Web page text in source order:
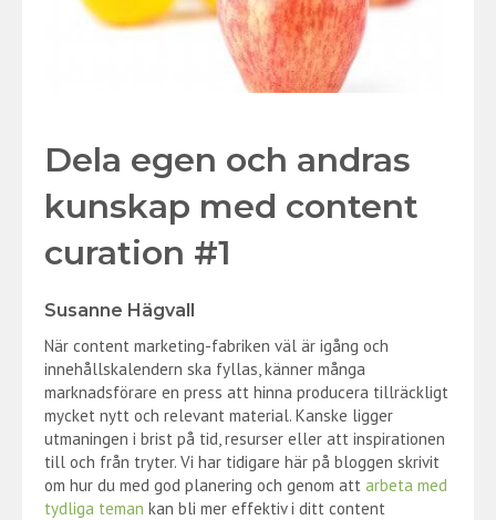
Dela egen och andras
kunskap med content
curation #1
Susanne Hägvall
När content marketing-fabriken väl är igång och
innehållskalendern ska fyllas, känner många
marknadsförare en press att hinna producera tillräckligt
mycket nytt och relevant material. Kanske ligger
utmaningen i brist på tid, resurser eller att inspirationen
till och från tryter. Vi har tidigare här på bloggen skrivit
om hur du med god planering och genom att arbeta med
tydliga teman kan bli mer effektiv i ditt content